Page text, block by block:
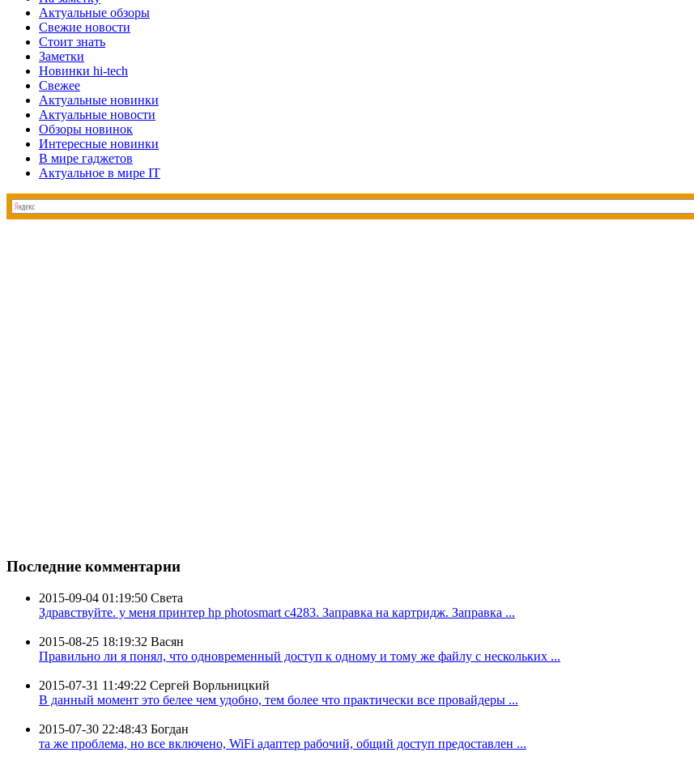
Актуальные обзоры
Свежие новости
Стоит знать
Заметки
Новинки hi-tech
Свежее
Актуальные новинки
Актуальные новости
Обзоры новинок
Интересные новинки
В мире гаджетов
Актуальное в мире IT
Последние комментарии
2015-09-04 01:19:50 Света
Здравствуйте. у меня принтер hp photosmart c4283. Заправка на картридж. Заправка ...
2015-08-25 18:19:32 Васян
Правильно ли я понял, что одновременный доступ к одному и тому же файлу с нескольких ...
2015-07-31 11:49:22 Сергей Ворльницкий
В данный момент это белее чем удобно, тем более что практически все провайдеры ...
2015-07-30 22:48:43 Богдан
та же проблема, но все включено, WiFi адаптер рабочий, общий доступ предоставлен ...